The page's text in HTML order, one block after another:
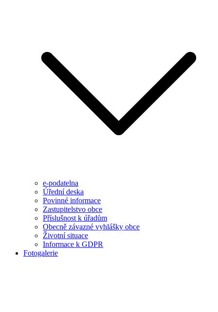
e-podatelna
Úřední deska
Povinné informace
Zastupitelstvo obce
Příslušnost k úřadům
Obecně závazné vyhlášky obce
Životní situace
Informace k GDPR
Fotogalerie